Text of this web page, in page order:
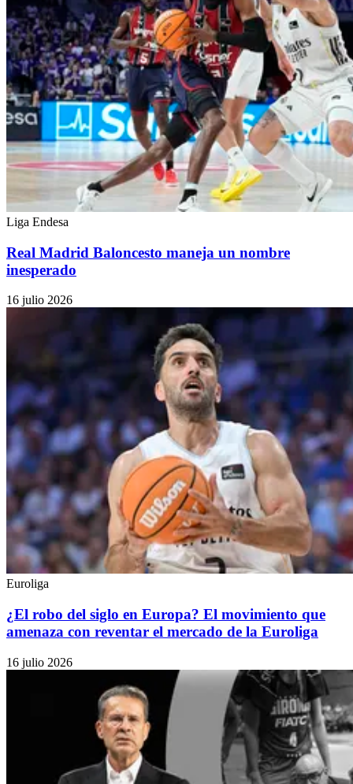
Liga Endesa
Real Madrid Baloncesto maneja un nombre
inesperado
16 julio 2026
Euroliga
¿El robo del siglo en Europa? El movimiento que
amenaza con reventar el mercado de la Euroliga
16 julio 2026